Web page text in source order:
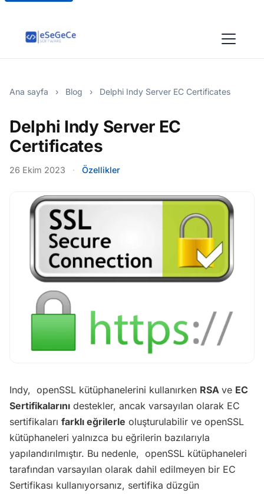
Ana sayfa › Blog › Delphi Indy Server EC Certificates
Delphi Indy Server EC
Certificates
26 Ekim 2023 · Özellikler
Indy, openSSL kütüphanelerini kullanırken RSA ve EC
Sertifikalarını destekler, ancak varsayılan olarak EC
sertifikaları farklı eğrilerle oluşturulabilir ve openSSL
kütüphaneleri yalnızca bu eğrilerin bazılarıyla
yapılandırılmıştır. Bu nedenle, openSSL kütüphaneleri
tarafından varsayılan olarak dahil edilmeyen bir EC
Sertifikası kullanıyorsanız, sertifika düzgün